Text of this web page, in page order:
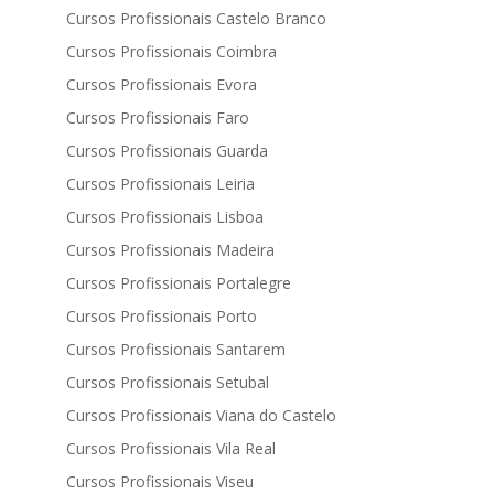
Cursos Profissionais Castelo Branco
Cursos Profissionais Coimbra
Cursos Profissionais Evora
Cursos Profissionais Faro
Cursos Profissionais Guarda
Cursos Profissionais Leiria
Cursos Profissionais Lisboa
Cursos Profissionais Madeira
Cursos Profissionais Portalegre
Cursos Profissionais Porto
Cursos Profissionais Santarem
Cursos Profissionais Setubal
Cursos Profissionais Viana do Castelo
Cursos Profissionais Vila Real
Cursos Profissionais Viseu